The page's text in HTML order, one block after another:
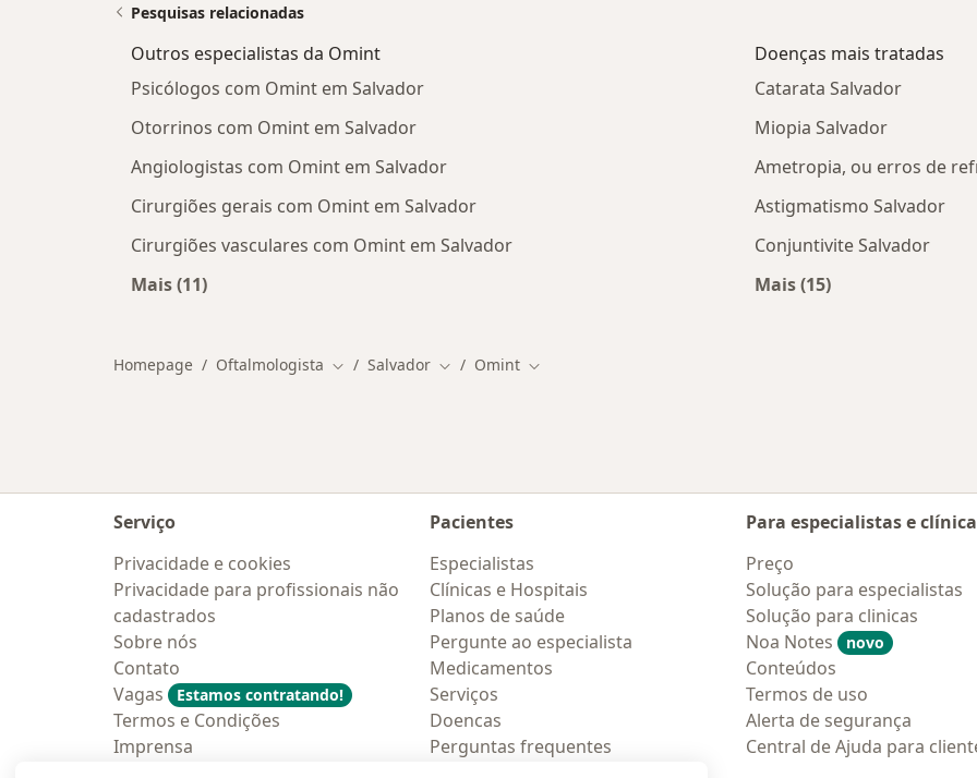
Pesquisas relacionadas
Outros especialistas da Omint
Psicólogos com Omint em Salvador
Otorrinos com Omint em Salvador
Angiologistas com Omint em Salvador
Cirurgiões gerais com Omint em Salvador
Cirurgiões vasculares com Omint em Salvador
Mais (11)
Doenças mais tratadas
Catarata Salvador
Miopia Salvador
Ametropia, ou erros de
Astigmatismo Salvador
Conjuntivite Salvador
Mais (15)
Homepage Oftalmologista Mudar de cidade
Salvador Mudar de cidade
Omint Mudar de cidade
Serviço
Privacidade e cookies
Privacidade para profissionais não
cadastrados
Sobre nós
Contato
Vagas
Estamos contratando!
Termos e Condições
Imprensa
Pacientes
Especialistas
Clínicas e Hospitais
Planos de saúde
Pergunte ao especialista
Medicamentos
Serviços
Doencas
Perguntas frequentes
Para especialistas e
Preço
Solução para especialistas
Solução para clinicas
Noa Notes
novo
Conteúdos
Termos de uso
Alerta de segurança
Central de Ajuda para